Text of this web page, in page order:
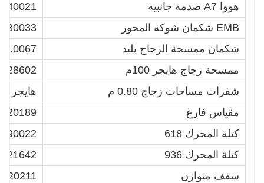
هووا A7 صدمة جانبية
EMB شكمان شوكة المحور
شكمان ممسحة الزجاج بليد
ممسحة زجاج هايجر 100م
28602
شفرات مساحات زجاج 0.80 م
هايجر 6668
مقياس فارغ
كتلة المحرك 618
كتلة المحرك 936
سقف متوازن